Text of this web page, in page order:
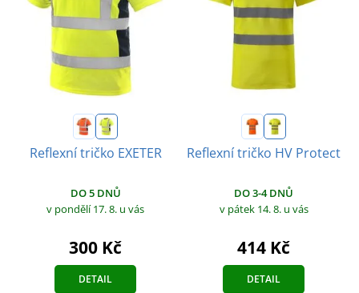
Reflexní tričko EXETER
DO 5 DNŮ
v pondělí 17. 8. u vás
300 Kč
DETAIL
Reflexní tričko HV Protect
DO 3-4 DNŮ
v pátek 14. 8. u vás
414 Kč
DETAIL